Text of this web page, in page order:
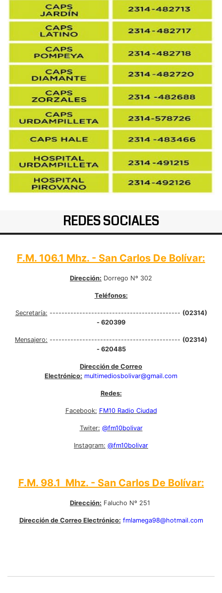
REDES SOCIALES
F.M. 106.1 Mhz. - San Carlos De Bolívar:
Dirección: Dorrego Nº 302
Teléfonos:
Secretaría: -------------------------------------------- (02314)
- 620399
Mensajero: -------------------------------------------- (02314)
- 620485
Dirección de Correo
Electrónico: multimediosbolivar@gmail.com
Redes:
Facebook: FM10 Radio Ciudad
Twiter: @fm10bolivar
Instagram: @fm10bolivar
F.M. 98.1 Mhz. - San Carlos De Bolívar:
Dirección: Falucho Nº 251
Dirección de Correo Electrónico: fmlamega98@hotmail.com